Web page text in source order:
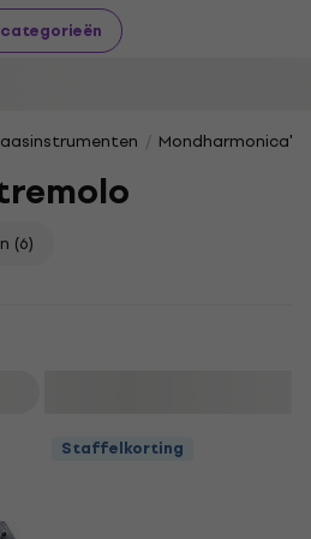
Mondharmonica's
(6)
Staffelkorting